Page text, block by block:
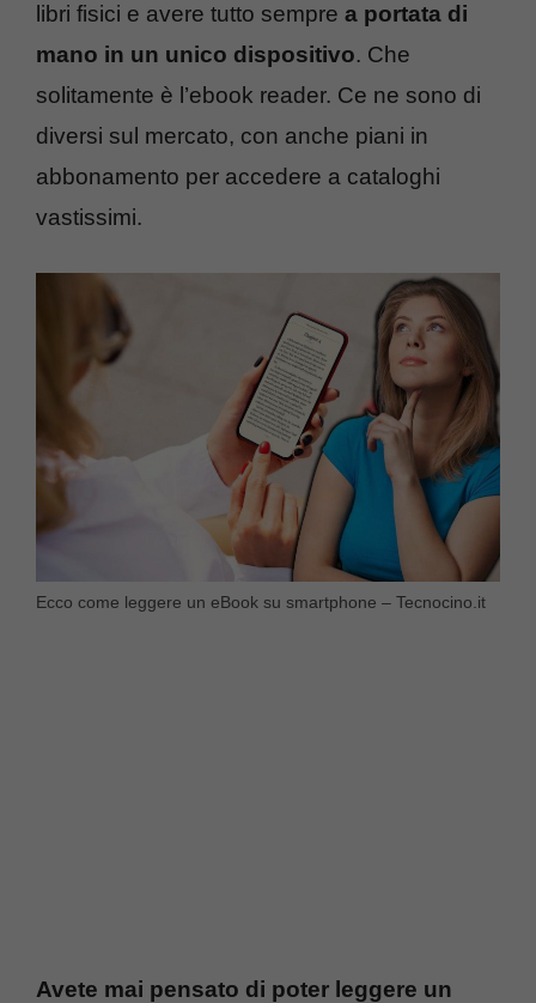
libri fisici e avere tutto sempre a portata di
mano in un unico dispositivo. Che
solitamente è l’ebook reader. Ce ne sono di
diversi sul mercato, con anche piani in
abbonamento per accedere a cataloghi
vastissimi.
Ecco come leggere un eBook su smartphone – Tecnocino.it
Avete mai pensato di poter leggere un